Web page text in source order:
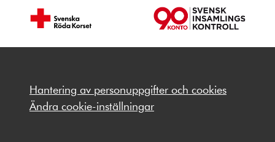
Hantering av personuppgifter och cookies
Ändra cookie-inställningar